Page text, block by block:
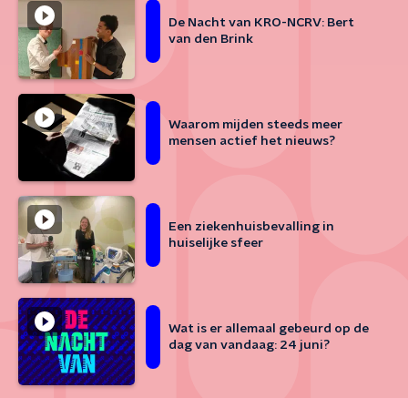
De Nacht van KRO-NCRV: Bert
van den Brink
Waarom mijden steeds meer
mensen actief het nieuws?
Een ziekenhuisbevalling in
huiselijke sfeer
Wat is er allemaal gebeurd op de
dag van vandaag: 24 juni?